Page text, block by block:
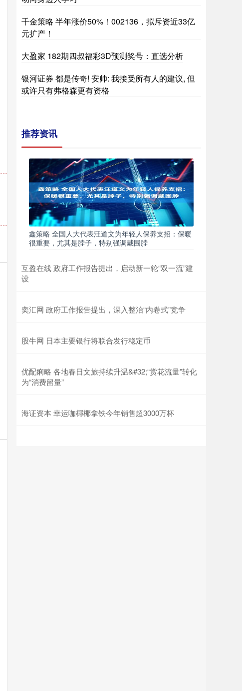
千金策略 半年涨价50%！002136，拟斥资近33亿
元扩产！
大盈家 182期四叔福彩3D预测奖号：直选分析
银河证券 都是传奇! 安帅: 我接受所有人的建议, 但
或许只有弗格森更有资格
推荐资讯
鑫策略 全国人大代表汪道文为年轻人保养支招：保暖
很重要，尤其是脖子，特别强调戴围脖
互盈在线 政府工作报告提出，启动新一轮“双一流”建
设
奕汇网 政府工作报告提出，深入整治“内卷式”竞争
股牛网 日本主要银行将联合发行稳定币
优配痢略 各地春日文旅持续升温&#32;“赏花流量”转化
为“消费留量”
海证资本 幸运咖椰椰拿铁今年销售超3000万杯